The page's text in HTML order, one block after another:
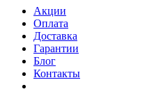
Акции
Оплата
Доставка
Гарантии
Блог
Контакты